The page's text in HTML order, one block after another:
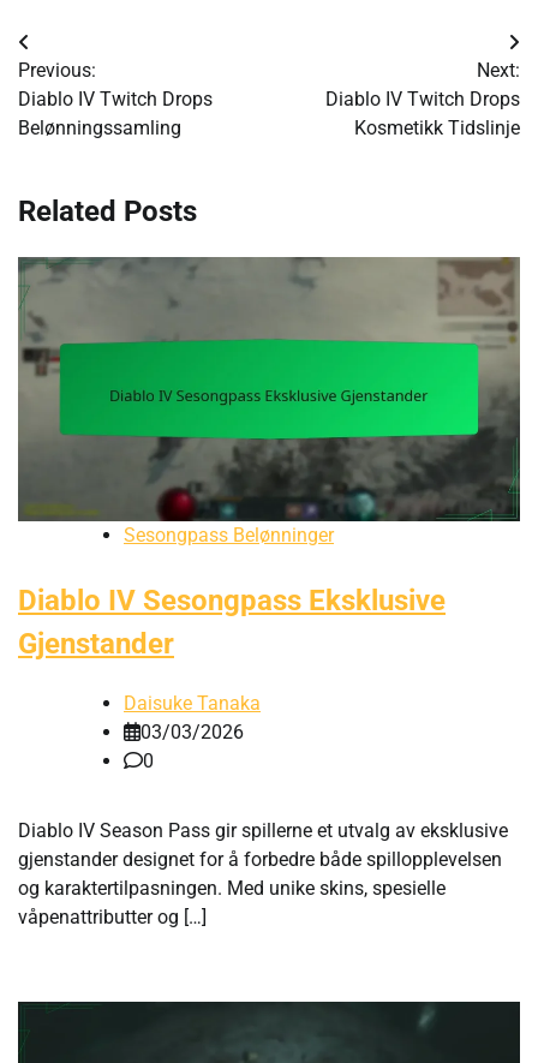
Post
navigation
Previous:
Diablo IV Twitch Drops
Belønningssamling
Next:
Diablo IV Twitch Drops
Kosmetikk Tidslinje
Related Posts
Sesongpass Belønninger
Diablo IV Sesongpass Eksklusive
Gjenstander
Daisuke Tanaka
03/03/2026
0
Diablo IV Season Pass gir spillerne et utvalg av eksklusive
gjenstander designet for å forbedre både spillopplevelsen
og karaktertilpasningen. Med unike skins, spesielle
våpenattributter og […]